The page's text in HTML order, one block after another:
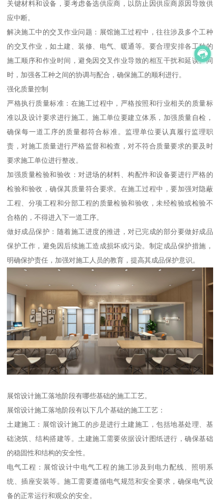
关键材料和设备，要考虑备选供应商，以防止因供应商原因导致供
应中断。
解决施工中的交叉作业问题：展馆施工过程中，往往涉及多个工种
的交叉作业，如土建、装修、电气、暖通等。要合理安排各工种的
施工顺序和作业时间，避免因交叉作业导致的相互干扰和延误。同
时，加强各工种之间的协调与配合，确保施工的顺利进行。
强化质量控制
严格执行质量标准：在施工过程中，严格按照和行业相关的质量标
准以及设计要求进行施工。施工单位要建立体系，加强质量自检，
确保每一道工序的质量都符合标准。监理单位要认真履行监理职
责，对施工质量进行严格监督和检查，对不符合质量要求的要及时
要求施工单位进行整改。
加强质量检验和验收：对进场的材料、构配件和设备要进行严格的
检验和验收，确保其质量符合要求。在施工过程中，要加强对隐蔽
工程、分项工程和分部工程的质量检验和验收，未经检验或检验不
合格的，不得进入下一道工序。
做好成品保护：随着施工进度的推进，对已完成的部分要做好成品
保护工作，避免因后续施工造成损坏或污染。制定成品保护措施，
明确保护责任，加强对施工人员的教育，提高其成品保护意识。
展馆设计施工落地阶段有哪些基础的施工工艺。
展馆设计施工落地阶段有以下几个基础的施工工艺：
土建施工：展馆设计施工的步是进行土建施工，包括地基处理、基
础浇筑、结构搭建等。土建施工需要依据设计图纸进行，确保基础
的稳固性和结构的安全性。
电气工程：展馆设计中电气工程的施工涉及到电力配线、照明系
统、插座安装等。施工需要遵循电气规范和安全要求，确保电气设
备的正常运行和观众的安全。